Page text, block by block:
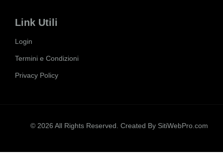
Link Utili
Login
Termini e Condizioni
Privacy Policy
© 2026 All Rights Reserved. Created By SitiWebPro.com